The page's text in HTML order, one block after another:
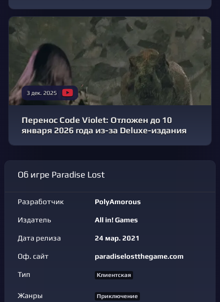
3 дек. 2025
Перенос Code Violet: Отложен до 10
января 2026 года из-за Deluxe-издания
Об игре Paradise Lost
Разработчик PolyAmorous
Издатель All in! Games
Дата релиза 24 мар. 2021
Оф. сайт paradiselostthegame.com
Тип Клиентская
Жанры Приключение